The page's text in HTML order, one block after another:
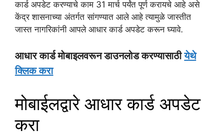
कार्ड अपडेट करण्याचे काम 31 मार्च पर्यंत पूर्ण करायचे आहे असे
केंद्र शासनाच्या अंतर्गत सांगण्यात आले आहे त्यामुळे जास्तीत
जास्त नागरिकांनी आपले आधार कार्ड अपडेट करून घ्यावे.
आधार कार्ड मोबाइलवरून डाउनलोड करण्यासाठीयेथे
क्लिक करा
मोबाईलद्वारे आधार कार्ड अपडेट
करा